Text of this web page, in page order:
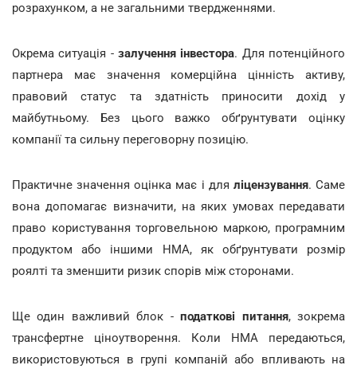
розрахунком, а не загальними твердженнями.
Окрема ситуація - залучення інвестора. Для потенційного
партнера має значення комерційна цінність активу,
правовий статус та здатність приносити дохід у
майбутньому. Без цього важко обґрунтувати оцінку
компанії та сильну переговорну позицію.
Практичне значення оцінка має і для ліцензування. Саме
вона допомагає визначити, на яких умовах передавати
право користування торговельною маркою, програмним
продуктом або іншими НМА, як обґрунтувати розмір
роялті та зменшити ризик спорів між сторонами.
Ще один важливий блок -податкові питання, зокрема
трансфертне ціноутворення. Коли НМА передаються,
використовуються в групі компаній або впливають на